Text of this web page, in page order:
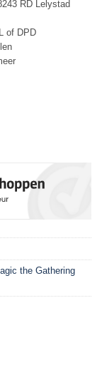
RD Lelystad
of DPD
the Gathering